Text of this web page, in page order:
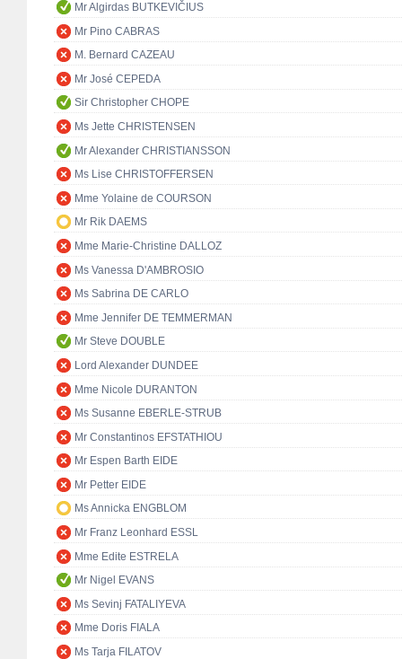
Mr Algirdas BUTKEVIČIUS
Mr Pino CABRAS
M. Bernard CAZEAU
Mr José CEPEDA
Sir Christopher CHOPE
Ms Jette CHRISTENSEN
Mr Alexander CHRISTIANSSON
Ms Lise CHRISTOFFERSEN
Mme Yolaine de COURSON
Mr Rik DAEMS
Mme Marie-Christine DALLOZ
Ms Vanessa D'AMBROSIO
Ms Sabrina DE CARLO
Mme Jennifer DE TEMMERMAN
Mr Steve DOUBLE
Lord Alexander DUNDEE
Mme Nicole DURANTON
Ms Susanne EBERLE-STRUB
Mr Constantinos EFSTATHIOU
Mr Espen Barth EIDE
Mr Petter EIDE
Ms Annicka ENGBLOM
Mr Franz Leonhard ESSL
Mme Edite ESTRELA
Mr Nigel EVANS
Ms Sevinj FATALIYEVA
Mme Doris FIALA
Ms Tarja FILATOV